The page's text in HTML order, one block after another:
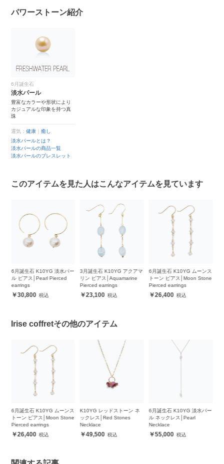
パワーストーン紹介
6月誕生石
淡水パール
豊富なカラーや形状により
カジュアルな印象を持つ真
珠
運気：健康 ｜癒し
淡水パールとは？
淡水パールの商品一覧
淡水パールのブレスレット
このアイテムを見た人はこんなアイテムを見ています
淡水パー
Pierced
3月誕生石 K10YG アクアマ
リン ピアス│Aquamarine
23,100
6月誕生石 K10YG ムーンス
トーン ピアス│Moon Stone
Pierced earrings
26,400
6月誕生石 K10YG 淡
ル ピアス│Pearl
earrings
34,100
Irise coffretその他のアイテム
石 K10YG ムーンス
アス│Moon Stone
earrings
K10YG レッドストーン ネ
ックレス│Red Stones
6月誕生石 K10YG 淡水パー
ル ネックレス│Pearl
6月誕生石
ル ネックレス